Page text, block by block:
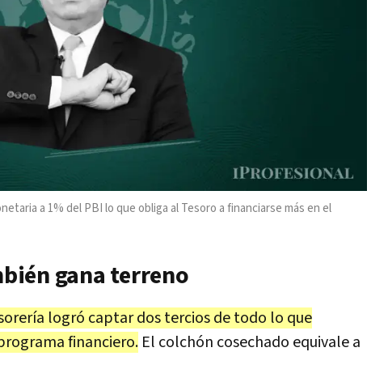
a 1% del PBI lo que obliga al Tesoro a financiarse más en el
gana terreno
logró captar dos tercios de todo lo que
financiero. El colchón cosechado equivale a